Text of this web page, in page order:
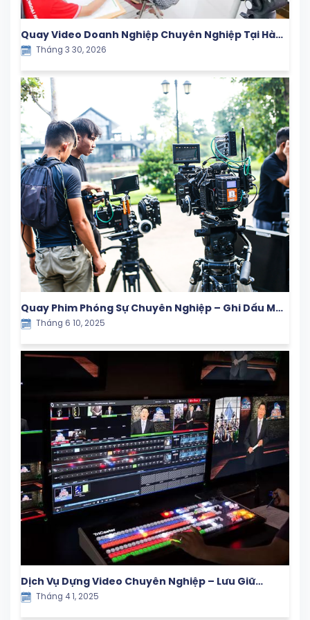
Quay Video Doanh Nghiệp Chuyên Nghiệp Tại Hà
Nội
Tháng 3 30, 2026
Quay Phim Phóng Sự Chuyên Nghiệp – Ghi Dấu Mọi
Khoảnh Khắc Giá Trị
Tháng 6 10, 2025
Dịch Vụ Dựng Video Chuyên Nghiệp – Lưu Giữ
Khoảnh Khắc Ý Nghĩa Cùng Con Yêu
Tháng 4 1, 2025